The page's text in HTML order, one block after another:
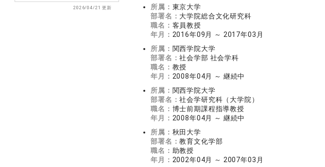
2026/04/21 更新 所属： 東京大学
部署名： 大学院総合文化研究科
職名： 客員教授
年月： 2016年09月 ～ 2017年03月
所属： 関西学院大学
部署名：社会学部 社会学科
職名： 教授
年月： 2008年04月 ～ 継続中
所属： 関西学院大学
部署名：社会学研究科（大学院）
職名： 博士前期課程指導教授
年月： 2008年04月 ～ 継続中
所属： 秋田大学
部署名：教育文化学部
職名： 助教授
年月： 2002年04月 ～ 2007年03月